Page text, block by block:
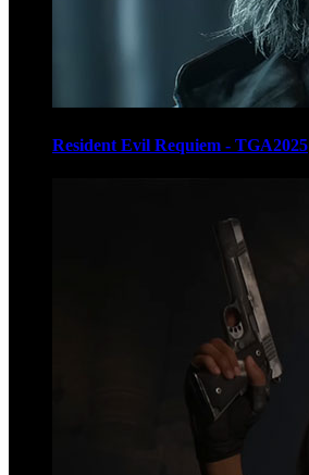
Resident Evil Requiem - TGA2025